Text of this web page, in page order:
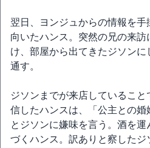
翌日、ヨンジュからの情報を
向いたハンス。突然の兄の来
け、部屋から出てきたジソン
通す。
ジソンまでが来店しているこ
信したハンスは、「公主との婚
とジソンに嫌味を言う。酒を
づくハンス。訳ありと察したジ